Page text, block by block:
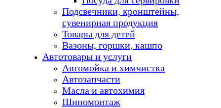
Подсвечники, кронштейны,
сувенирная продукция
Товары для детей
Вазоны, горшки, кашпо
Автотовары и услуги
Автомойка и химчистка
Автозапчасти
Масла и автохимия
Шиномонтаж